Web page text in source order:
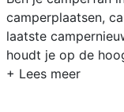
camperplaatsen,
laatste
houdt je op de